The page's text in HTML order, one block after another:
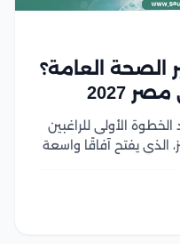
العامة؟
2027
الأولى للراغبين
الذي يفتح آفاقًا واسعة
القبول أمر ضروري...